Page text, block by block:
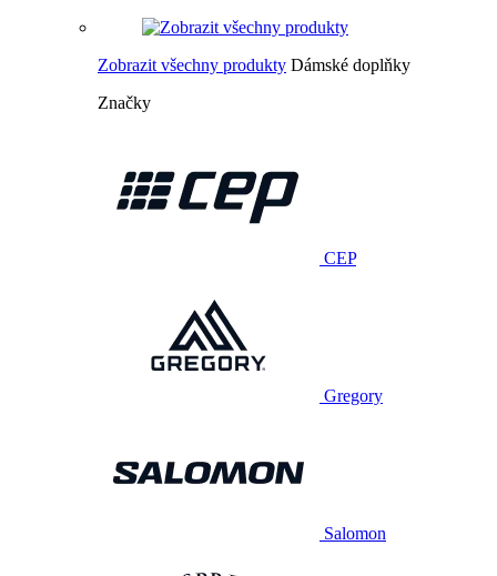
Zobrazit všechny produkty Dámské doplňky
Značky
CEP
Gregory
Salomon